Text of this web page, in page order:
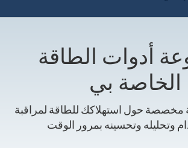
أدوات الطاقة
الخاصة بي
حول استهلاكك للطاقة لمراقبة